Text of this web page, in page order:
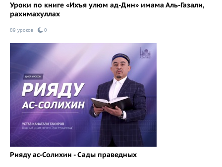
Уроки по книге «Ихъя улюм ад-Дин» имама Аль-Газали,
рахимахуллах
89 уроков 0
Рияду ас-Солихин - Сады праведных